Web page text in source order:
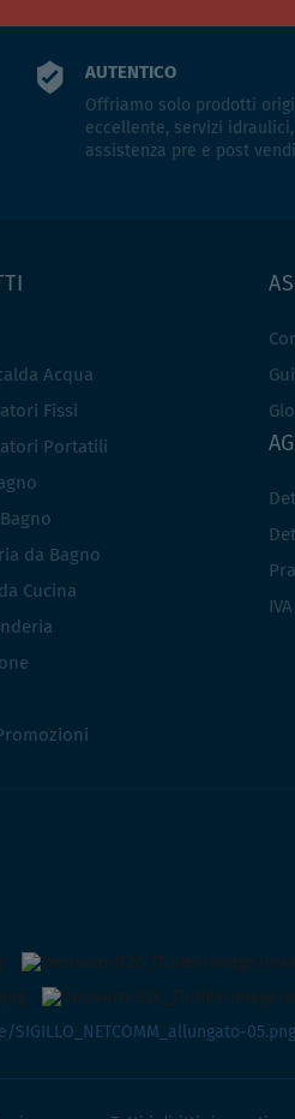
AUTENTICO
Offriamo solo prodotti
eccellente, servizi
assistenza pre e post
Acqua
Fissi
Portatili
da Bagno
Cucina